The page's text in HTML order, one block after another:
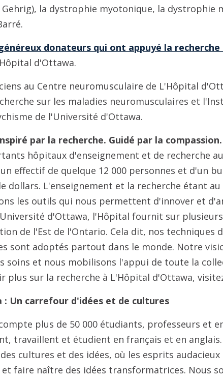
Gehrig), la dystrophie myotonique, la dystrophie
donateurs qui ont appuyé la recherche
d'Ottawa.
au Centre neuromusculaire de L'Hôpital
sur les maladies neuromusculaires et
de l'Université d'Ottawa.
par la recherche. Guidé par la compassion.
hôpitaux d'enseignement et de recherche
effectif de quelque 12 000 personnes et d'un
dollars. L'enseignement et la recherche étant
les outils qui nous permettent d'innover et
d'Ottawa, l'Hôpital fournit sur
de l'Est de l'Ontario. Cela dit, nos techniques
sont adoptés partout dans le monde. Notre
soins et nous mobilisons l'appui de toute la
plus sur la recherche à L'Hôpital d'Ottawa,
Un carrefour d'idées et de cultures
plus de 50 000 étudiants, professeurs et
travaillent et étudient en français et en
cultures et des idées, où les esprits
faire naître des idées transformatrices. Nous